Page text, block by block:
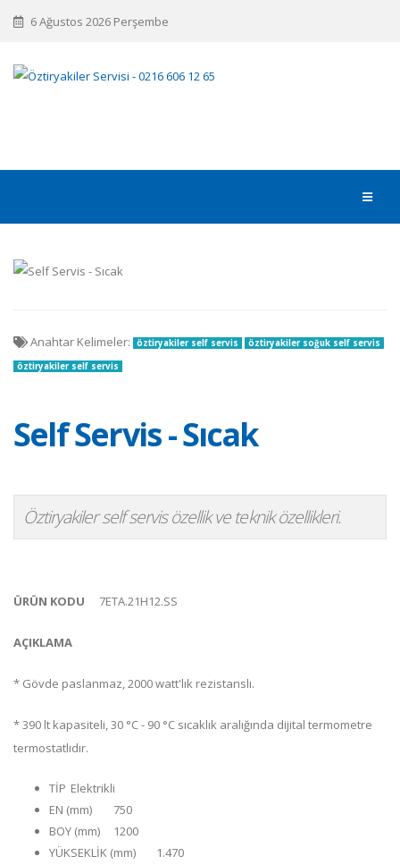
6 Ağustos 2026 Perşembe
Self Servis - Sıcak
Öztiryakiler self servis özellik ve teknik özellikleri.
ÜRÜN KODU 7ETA.21H12.SS
AÇIKLAMA
* Gövde paslanmaz, 2000 watt'lık rezistanslı.
* 390 lt kapasiteli, 30 °C - 90 °C sıcaklık aralığında dijital termometre
termostatlıdır.
TİP Elektrikli
EN (mm)
750
BOY (mm)
1200
YÜKSEKLİK (mm)
1.470
Anahtar Kelimeler: öztiryakiler self servis
öztiryakiler soğuk self servis
öztiryakiler self servis